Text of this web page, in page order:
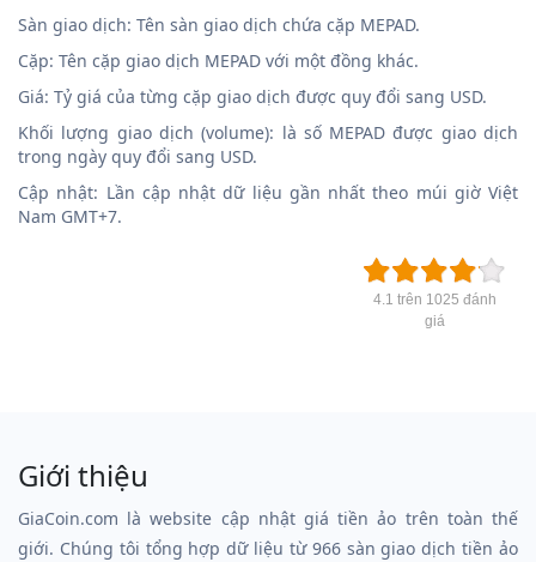
Sàn giao dịch: Tên sàn giao dịch chứa cặp MEPAD.
Cặp: Tên cặp giao dịch MEPAD với một đồng khác.
Giá: Tỷ giá của từng cặp giao dịch được quy đổi sang USD.
Khối lượng giao dịch (volume): là số MEPAD được giao dịch
trong ngày quy đổi sang USD.
Cập nhật: Lần cập nhật dữ liệu gần nhất theo múi giờ Việt
Nam GMT+7.
4.1 trên 1025 đánh
giá
Giới thiệu
GiaCoin.com là website cập nhật giá tiền ảo trên toàn thế
giới. Chúng tôi tổng hợp dữ liệu từ 966 sàn giao dịch tiền ảo